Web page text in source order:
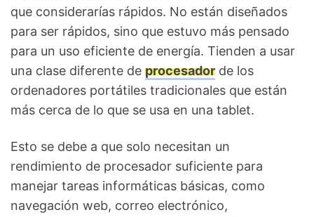
que considerarías rápidos. No están diseñados
para ser rápidos, sino que estuvo más pensado
para un uso eficiente de energía. Tienden a usar
una clase diferente de procesador de los
ordenadores portátiles tradicionales que están
más cerca de lo que se usa en una tablet.
Esto se debe a que solo necesitan un
rendimiento de procesador suficiente para
manejar tareas informáticas básicas, como
navegación web, correo electrónico,